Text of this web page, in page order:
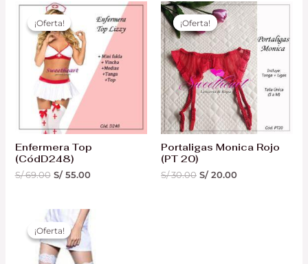
¡Oferta!
¡Oferta!
Enfermera Top
(CódD248)
S/69.00
El
precio
original
era:
S/ 69.00.
S/55.00
El
precio
actual
S/ 55.00.
¡Oferta!
¡Oferta!
Portaligas Monica Rojo
(PT 20)
S/30.00
El
precio
original
era:
S/ 30.00.
S/ 20.00
El
precio
actual
es:
S/ 20.00.
¡Oferta!
¡Oferta!
El
precio
original
era:
S/ 30.00.
El
S/ 28.00.